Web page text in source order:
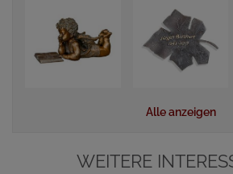
Alle anzeigen
WEITERE